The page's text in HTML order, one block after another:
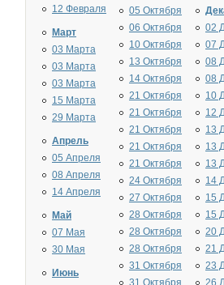
12 Февраля
Март
03 Марта
03 Марта
03 Марта
15 Марта
29 Марта
Апрель
05 Апреля
08 Апреля
14 Апреля
Май
07 Мая
30 Мая
Июнь
05 Октября
06 Октября
10 Октября
13 Октября
14 Октября
21 Октября
21 Октября
21 Октября
21 Октября
21 Октября
24 Октября
27 Октября
28 Октября
28 Октября
28 Октября
31 Октября
31 Октября
02
07
08
08
10
12
13
13
13
14
15
15
20
21
23
26